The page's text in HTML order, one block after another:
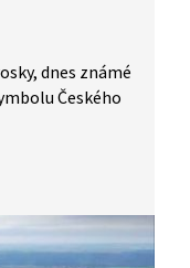
dnes známé
Českého